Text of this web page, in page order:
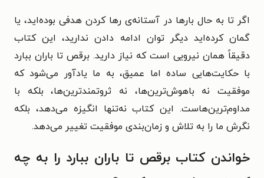
اگر تا به حال بارها در آستانه‌ی رها کردن هدفی بوده‌اید، یا
گمان کرده‌اید دیگر توان ادامه دادن ندارید، این کتاب
دقیقاً همان نیرویی است که نیاز دارید. برقص تا باران ببارد
با حکایت‌هایی ساده اما عمیق، به ما یادآور می‌شود که
موفقیت نه باهوش‌ترین‌ها، نه ثروتمندترین‌ها، بلکه با
مداوم‌ترین‌هاست. این کتاب نه‌تنها انگیزه می‌دهد، بلکه
نگرش ما را به تلاش و زمان‌بندی موفقیت تغییر می‌دهد.
خواندن کتاب برقص تا باران ببارد را به چه